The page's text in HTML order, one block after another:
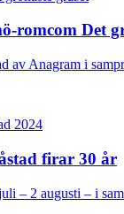
romcom Det
av Anagram i
firar 30 år
– 2 augusti – i